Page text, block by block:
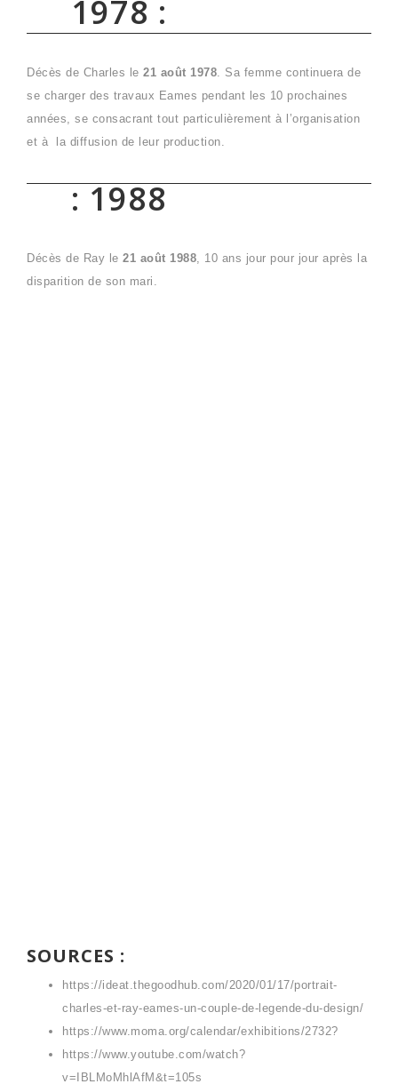
1978 :
Décès de Charles le 21 août 1978. Sa femme continuera de
se charger des travaux Eames pendant les 10 prochaines
années, se consacrant tout particulièrement à l’organisation
et à la diffusion de leur production.
: 1988
Décès de Ray le 21 août 1988, 10 ans jour pour jour après la
disparition de son mari.
SOURCES :
https://ideat.thegoodhub.com/2020/01/17/portrait-
charles-et-ray-eames-un-couple-de-legende-du-design/
https://www.moma.org/calendar/exhibitions/2732?
https://www.youtube.com/watch?
v=IBLMoMhlAfM&t=105s